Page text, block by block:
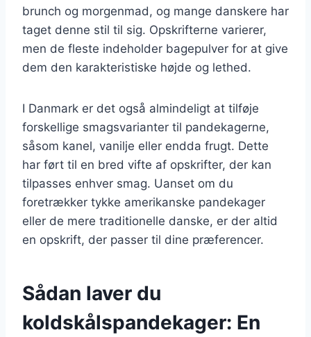
brunch og morgenmad, og mange danskere har
taget denne stil til sig. Opskrifterne varierer,
men de fleste indeholder bagepulver for at give
dem den karakteristiske højde og lethed.
I Danmark er det også almindeligt at tilføje
forskellige smagsvarianter til pandekagerne,
såsom kanel, vanilje eller endda frugt. Dette
har ført til en bred vifte af opskrifter, der kan
tilpasses enhver smag. Uanset om du
foretrækker tykke amerikanske pandekager
eller de mere traditionelle danske, er der altid
en opskrift, der passer til dine præferencer.
Sådan laver du
koldskålspandekager: En